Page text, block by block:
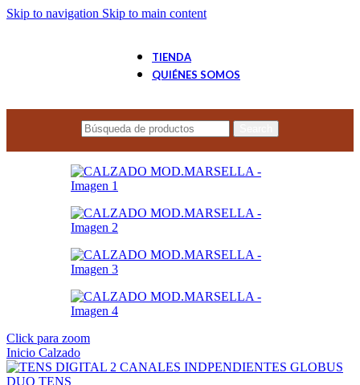
Skip to navigation Skip to main content
TIENDA
QUIÉNES SOMOS
Click para zoom
Inicio Calzado